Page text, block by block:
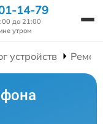
14-79
до 21:00
утром
устройств